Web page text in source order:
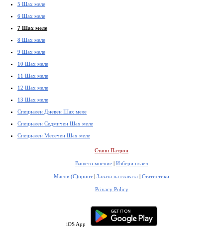
5 Шах меле
6 Шах меле
7 Шах меле
8 Шах меле
9 Шах меле
10 Шах меле
11 Шах меле
12 Шах меле
13 Шах меле
Специален Дневен Шах меле
Специален Седмичен Шах меле
Специален Месечен Шах меле
Стани Патрон
Вашето мнение | Избери пъзел
Масов (С)принт | Залата на славата | Статистики
Privacy Policy
iOS App